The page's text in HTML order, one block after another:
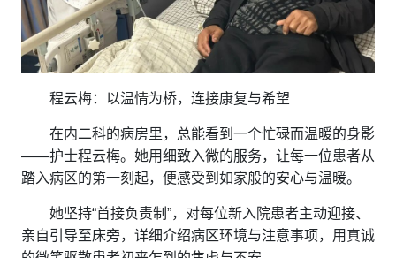
程云梅：以温情为桥，连接康复与希望
在内二科的病房里，总能看到一个忙碌而温暖的身影
——护士程云梅。她用细致入微的服务，让每一位患者从
踏入病区的第一刻起，便感受到如家般的安心与温暖。
她坚持“首接负责制”，对每位新入院患者主动迎接、
亲自引导至床旁，详细介绍病区环境与注意事项，用真诚